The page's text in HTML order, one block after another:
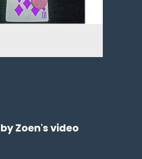
Zoen's video